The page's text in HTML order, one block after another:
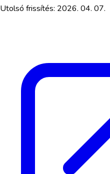
Utolsó frissítés: 2026. 04. 07.